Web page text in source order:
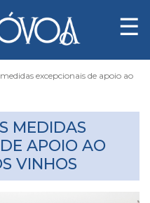
☰
excepcionais de apoio ao
MEDIDAS
APOIO AO
VINHOS